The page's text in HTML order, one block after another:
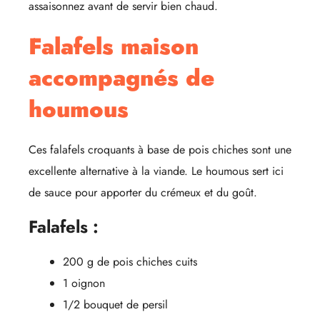
assaisonnez avant de servir bien chaud.
Falafels maison
accompagnés de
houmous
Ces falafels croquants à base de pois chiches sont une
excellente alternative à la viande. Le houmous sert ici
de sauce pour apporter du crémeux et du goût.
Falafels :
200 g de pois chiches cuits
1 oignon
1/2 bouquet de persil